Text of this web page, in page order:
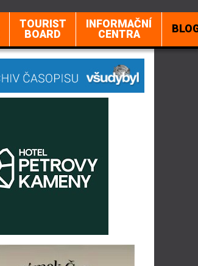
TOURIST
BOARD
INFORMAČNÍ
CENTRA